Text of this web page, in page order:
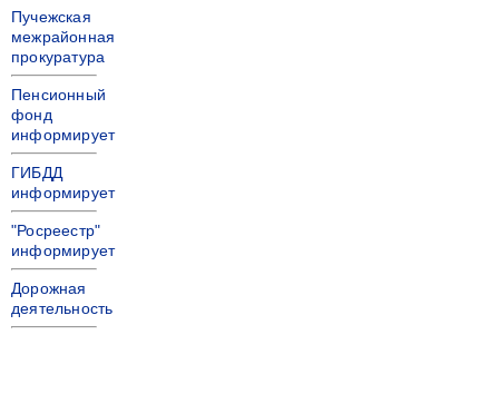
Пучежская
межрайонная
прокуратура
Пенсионный
фонд
информирует
ГИБДД
информирует
"Росреестр"
информирует
Дорожная
деятельность